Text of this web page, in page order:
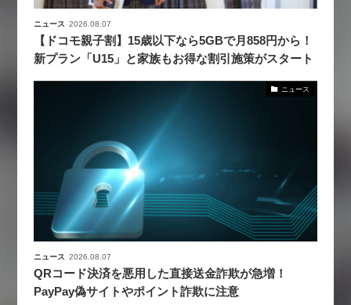
ニュース 2026.08.07
【ドコモ親子割】15歳以下なら5GBで月858円から！
新プラン「U15」と家族もお得な割引施策がスタート
ニュース
ニュース 2026.08.07
QRコード決済を悪用した直接送金詐欺が急増！
PayPay偽サイトやポイント詐欺に注意